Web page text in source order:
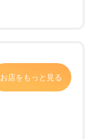
お店をもっと見る